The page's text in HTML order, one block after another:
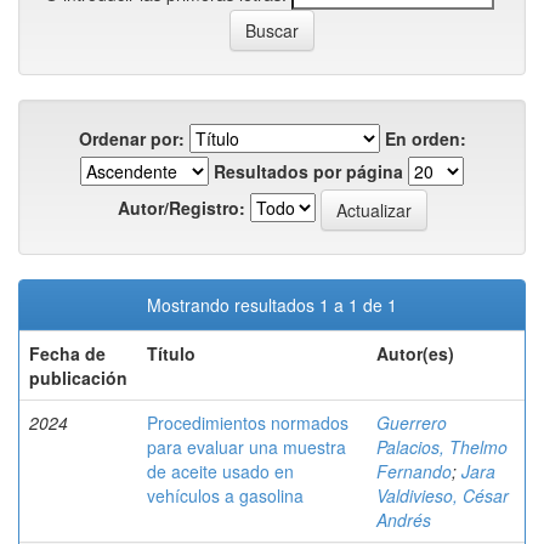
Ordenar por:
En orden:
Resultados por página
Autor/Registro:
Mostrando resultados 1 a 1 de 1
Fecha de
publicación
Título Autor(es)
2024
Procedimientos normados
para evaluar una muestra
de aceite usado en
vehículos a gasolina
Guerrero
Palacios, Thelmo
Fernando; Jara
Valdivieso, César
Andrés